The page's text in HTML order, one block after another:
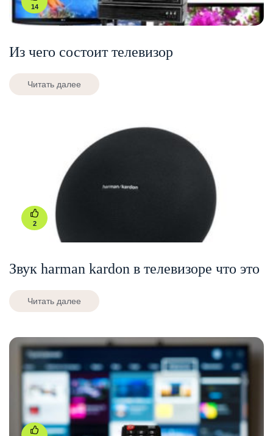
14
Из чего состоит телевизор
Читать далее
2
Звук harman kardon в телевизоре что это
Читать далее